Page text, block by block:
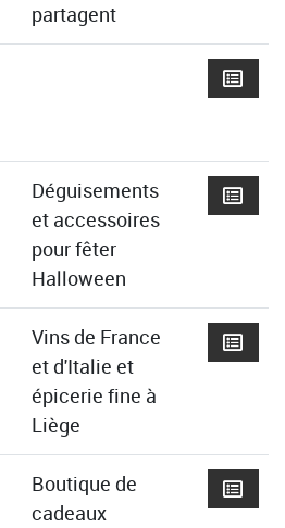
partagent
Déguisements
et accessoires
pour fêter
Halloween
Vins de France
et d'Italie et
épicerie fine à
Liège
Boutique de
cadeaux